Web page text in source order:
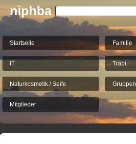
niphba
Startseite Familie
IT Trabi
Naturkosmetik / Seife Gruppen
Mitglieder